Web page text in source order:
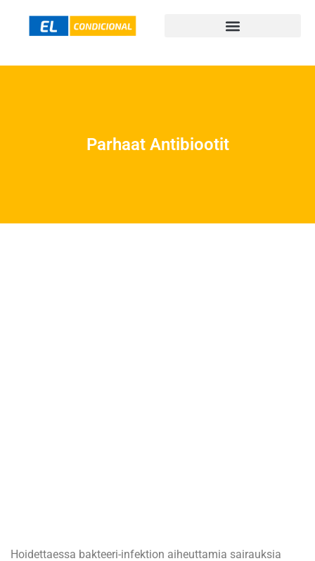
Parhaat Antibiootit
Hoidettaessa bakteeri-infektion aiheuttamia sairauksia